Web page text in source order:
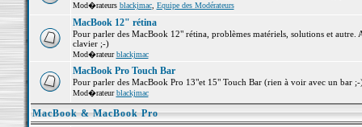
Mod�rateurs blackjmac, Equipe des Modérateurs
MacBook 12" rétina
Pour parler des MacBook 12" rétina, problèmes matériels, solutions et
clavier ;-)
Mod�rateurblackjmac
MacBook Pro Touch Bar
Pour parler des MacBook Pro 13"et 15" Touch Bar (rien à voir avec un bar
Mod�rateurblackjmac
MacBook & MacBook Pro